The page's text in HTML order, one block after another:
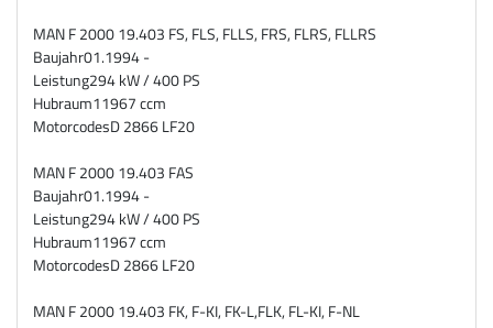
MAN F 2000 19.403 FS, FLS, FLLS, FRS, FLRS, FLLRS
Baujahr01.1994 -
Leistung294 kW / 400 PS
Hubraum11967 ccm
MotorcodesD 2866 LF20
MAN F 2000 19.403 FAS
Baujahr01.1994 -
Leistung294 kW / 400 PS
Hubraum11967 ccm
MotorcodesD 2866 LF20
MAN F 2000 19.403 FK, F-KI, FK-L,FLK, FL-KI, F-NL